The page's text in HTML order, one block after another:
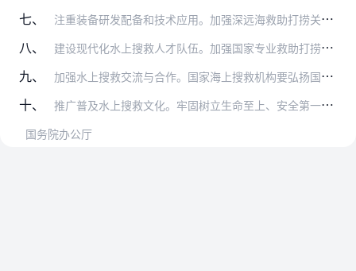
七、 注重装备研发配备和技术应用。加强深远海救助打捞关键技术及装备研发应用，提升深远海和夜航搜救能力。加强内陆湖泊、水库等水域救援和深水救捞装备建设，实现深潜装备轻型…
八、 建设现代化水上搜救人才队伍。加强国家专业救助打捞队伍和国家海上搜救部际联席会议成员单位所属水上搜救、水域救援力量建设，开放共享训练条件，强化搜救培训教育。充分发…
九、 加强水上搜救交流与合作。国家海上搜救机构要弘扬国际人道主义精神，按照有关国际公约认真履行国际搜救义务，加强国内外重大事故应急案例研究，积极参与国际救援行动，树立…
十、
推广普及水上搜救文化。牢固树立生命至上、安全第一的思想，组织开展形式多样、生动活泼的宣传教育活动，提升全社会水上安全意识。建立激励机制，加大先进人物、感人事迹宣…
国务院办公厅